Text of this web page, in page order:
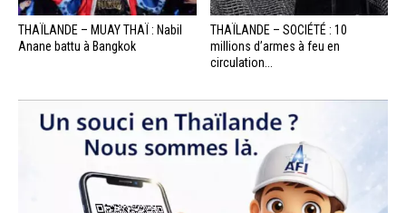
THAÏLANDE – MUAY THAÏ : Nabil
Anane battu à Bangkok
THAÏLANDE – SOCIÉTÉ : 10
millions d’armes à feu en
circulation...